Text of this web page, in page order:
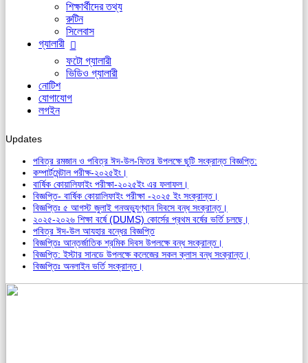
শিক্ষার্থীদের তথ্য
রুটিন
সিলেবাস
গ্যালারী
ফটো গ্যালারী
ভিডিও গ্যালারী
নোটিশ
যোগাযোগ
লগইন
Updates
পবিত্র রমজান ও পবিত্র ঈদ-উল-ফিতর উপলক্ষে ছুটি সংক্রান্ত বিজ্ঞপ্তি:
কম্পার্টমেন্টাল পরীক্ষ-২০২৫ইং।
বার্ষিক কোয়ালিফাইং পরীক্ষা-২০২৫ইং এর ফলাফল।
বিজ্ঞপ্তি- বার্ষিক কোয়ালিফাইং পরীক্ষা -২০২৫ ইং সংক্রান্ত।
বিজ্ঞপ্তিঃ ৫ আগস্ট জুলাই গনঅভ্যুণ্থান দিবসে বন্ধ সংক্রান্ত।
২০২৫-২০২৬ শিক্ষা বর্ষে (DUMS) কোর্সের প্রথম বর্ষের ভর্তি চলছে।
পবিত্র ঈদ-উল আযহার বন্ধের বিজ্ঞপ্তি
বিজ্ঞপ্তিঃ আন্তর্জাতিক শ্রমিক দিবস উপলক্ষে বন্ধ সংক্রান্ত।
বিজ্ঞপ্তি: ইস্টার সানডে উপলক্ষে কলেজের সকল ক্লাস বন্ধ সংক্রান্ত।
বিজ্ঞপ্তিঃ অনলাইন ভর্তি সংক্রান্ত।